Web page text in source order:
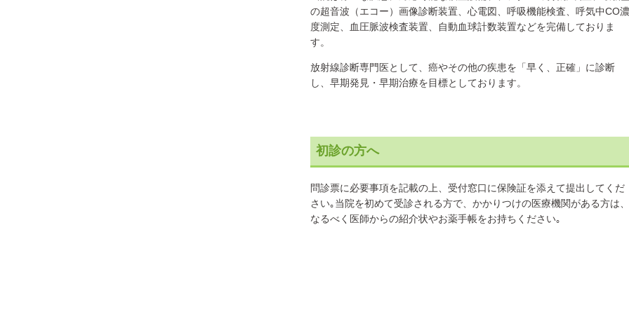
の超音波（エコー）画像診断装置、心電図、呼吸機能検査、呼気中CO濃
度測定、血圧脈波検査装置、自動血球計数装置などを完備しておりま
す。
放射線診断専門医として、癌やその他の疾患を「早く、正確」に診断
し、早期発見・早期治療を目標としております。
初診の方へ
問診票に必要事項を記載の上、受付窓口に保険証を添えて提出してくだ
さい｡当院を初めて受診される方で、かかりつけの医療機関がある方は、
なるべく医師からの紹介状やお薬手帳をお持ちください｡